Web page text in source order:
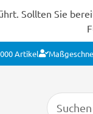
Sollten Sie
Artikel